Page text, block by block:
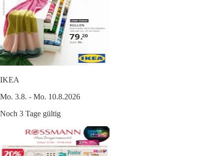
IKEA
Mo. 3.8. - Mo. 10.8.2026
Noch 3 Tage gültig